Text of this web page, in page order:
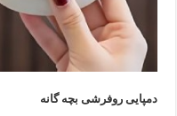
دمپایی روفرشی بچه گانه